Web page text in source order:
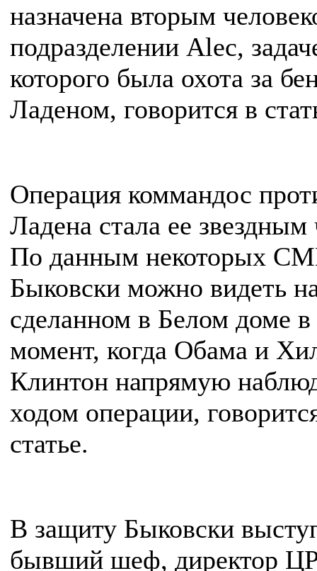
назначена вторым
подразделении Alec,
которого была охота за
Ладеном, говорится в
Операция коммандос
Ладена стала ее звездным
По данным некоторых
Быковски можно видеть
сделанном в Белом доме в
момент, когда Обама и
Клинтон напрямую
ходом операции,
статье.
В защиту Быковски
бывший шеф, директор